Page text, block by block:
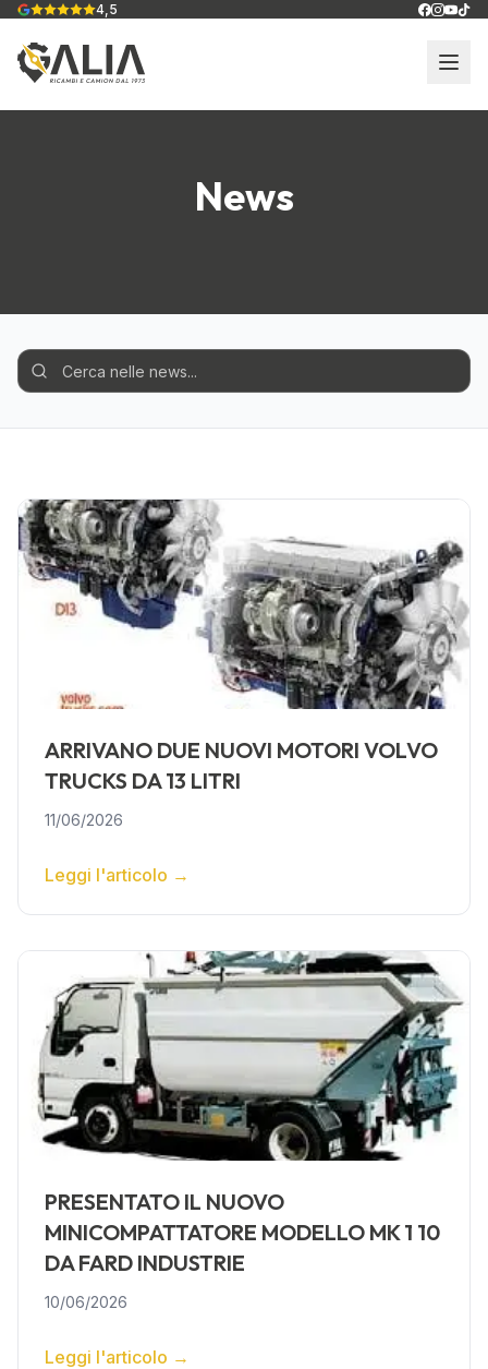
4,5
News
ARRIVANO DUE NUOVI MOTORI VOLVO
TRUCKS DA 13 LITRI
11/06/2026
Leggi l'articolo →
PRESENTATO IL NUOVO
MINICOMPATTATORE MODELLO MK 1 10
DA FARD INDUSTRIE
10/06/2026
Leggi l'articolo →